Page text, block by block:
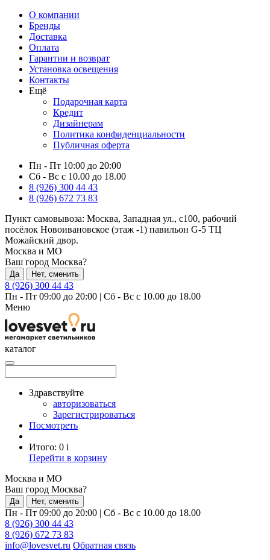
О компании
Бренды
Доставка
Оплата
Гарантии и возврат
Установка освещения
Контакты
Ещё
Подарочная карта
Кредит
Дизайнерам
Политика конфиденциальности
Публичная оферта
Пн - Пт 10:00 до 20:00
Сб - Вс с 10.00 до 18.00
8 (926) 300 44 43
8 (926) 672 73 83
Пункт самовывоза: Москва, Западная ул., с100, рабочий
посёлок Новоивановское (этаж -1) павильон G-5 ТЦ
Можайский двор.
Москва и МО
Ваш город Москва?
Да Нет, сменить
8 (926) 300 44 43
Пн - Пт 09:00 до 20:00 | Сб - Вс с 10.00 до 18.00
Меню
каталог
Здравствуйте
авторизоваться
Зарегистрироваться
Посмотреть
Итого: 0 i
Перейти в корзину
Москва и МО
Ваш город Москва?
Да Нет, сменить
Пн - Пт 09:00 до 20:00 | Сб - Вс с 10.00 до 18.00
8 (926) 300 44 43
8 (926) 672 73 83
info@lovesvet.ru Обратная связь